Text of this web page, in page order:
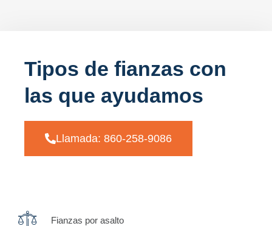
Tipos de fianzas con
las que ayudamos
Llamada: 860-258-9086
Fianzas por asalto